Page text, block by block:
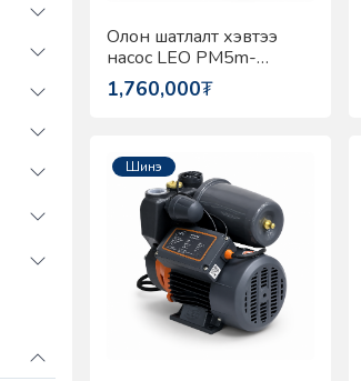
Олон шатлалт хэвтээ
насос LEO PM5m-
EMH4-6
1,760,000₮
Шинэ